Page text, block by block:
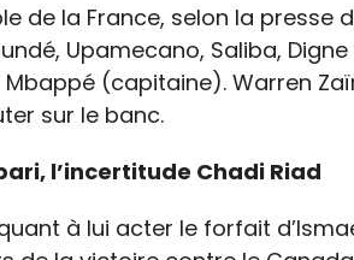
de la France, selon la presse
Upamecano, Saliba,
Mbappé (capitaine). Warren
sur le banc.
l’incertitude Chadi Riad
à lui acter le forfait